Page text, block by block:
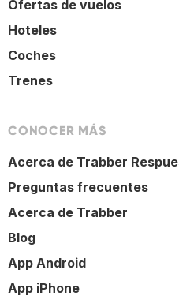
Ofertas de vuelos
Hoteles
Coches
Trenes
CONOCER MÁS
Acerca de Trabber
Preguntas frecuentes
Acerca de Trabber
Blog
App Android
App iPhone